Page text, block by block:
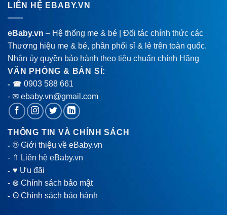
LIÊN HỆ EBABY.VN
eBaby.vn – Hệ thống mẹ & bé | Đối tác chính thức các
Thương hiệu mẹ & bé, phân phối sỉ & lẻ trên toàn quốc.
Nhận ủy quyền bảo hành theo tiêu chuẩn chính Hãng
VĂN PHÒNG & BÁN SỈ:
- ☎ 0903 588 661
- ✉ ebaby.vn@gmail.com
THÔNG TIN VÀ CHÍNH SÁCH
-® Giới thiệu về eBaby.vn
- ⇑ Liên hệ eBaby.vn
-♥ Ưu đãi
- ⊗ Chính sách bảo mật
-Θ Chính sách bảo hành